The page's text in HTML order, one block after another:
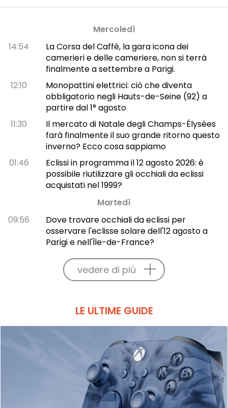
Mercoledì
14:54
La Corsa del Caffè, la gara icona dei
camerieri e delle cameriere, non si terrà
finalmente a settembre a Parigi.
12:10
Monopattini elettrici: ciò che diventa
obbligatorio negli Hauts-de-Seine (92) a
partire dal 1° agosto
11:30
Il mercato di Natale degli Champs-Élysées
farà finalmente il suo grande ritorno questo
inverno? Ecco cosa sappiamo
01:46
Eclissi in programma il 12 agosto 2026: è
possibile riutilizzare gli occhiali da eclissi
acquistati nel 1999?
Martedì
09:56
Dove trovare occhiali da eclissi per
osservare l'eclisse solare dell'12 agosto a
Parigi e nell'Île-de-France?
vedere di più
LE ULTIME GUIDE